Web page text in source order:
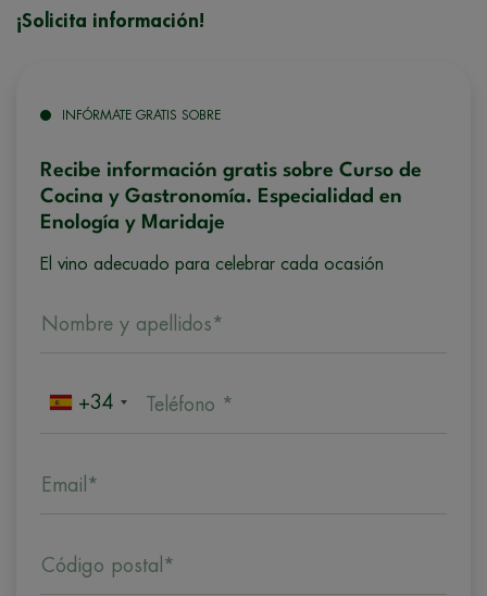
¡Solicita información!
INFÓRMATE GRATIS SOBRE
Recibe información gratis sobre Curso de
Cocina y Gastronomía. Especialidad en
Enología y Maridaje
El vino adecuado para celebrar cada ocasión
Nombre y apellidos*
+34 Teléfono *
Email*
Código postal*